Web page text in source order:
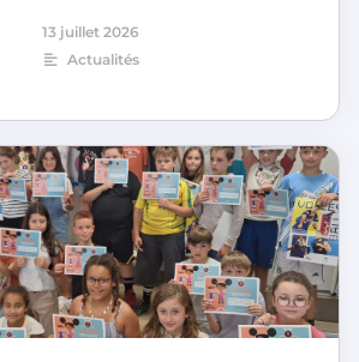
13 juillet 2026
Actualités